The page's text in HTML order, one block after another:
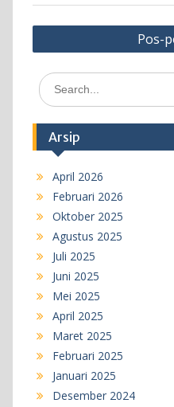
Navigasi
pos
Pos-
Search
for:
Arsip
April 2026
Februari 2026
Oktober 2025
Agustus 2025
Juli 2025
Juni 2025
Mei 2025
April 2025
Maret 2025
Februari 2025
Januari 2025
Desember 2024